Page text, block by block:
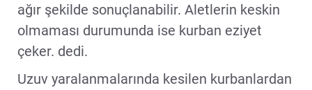
ağır şekilde sonuçlanabilir. Aletlerin keskin
olmaması durumunda ise kurban eziyet
çeker. dedi.
Uzuv yaralanmalarında kesilen kurbanlardan